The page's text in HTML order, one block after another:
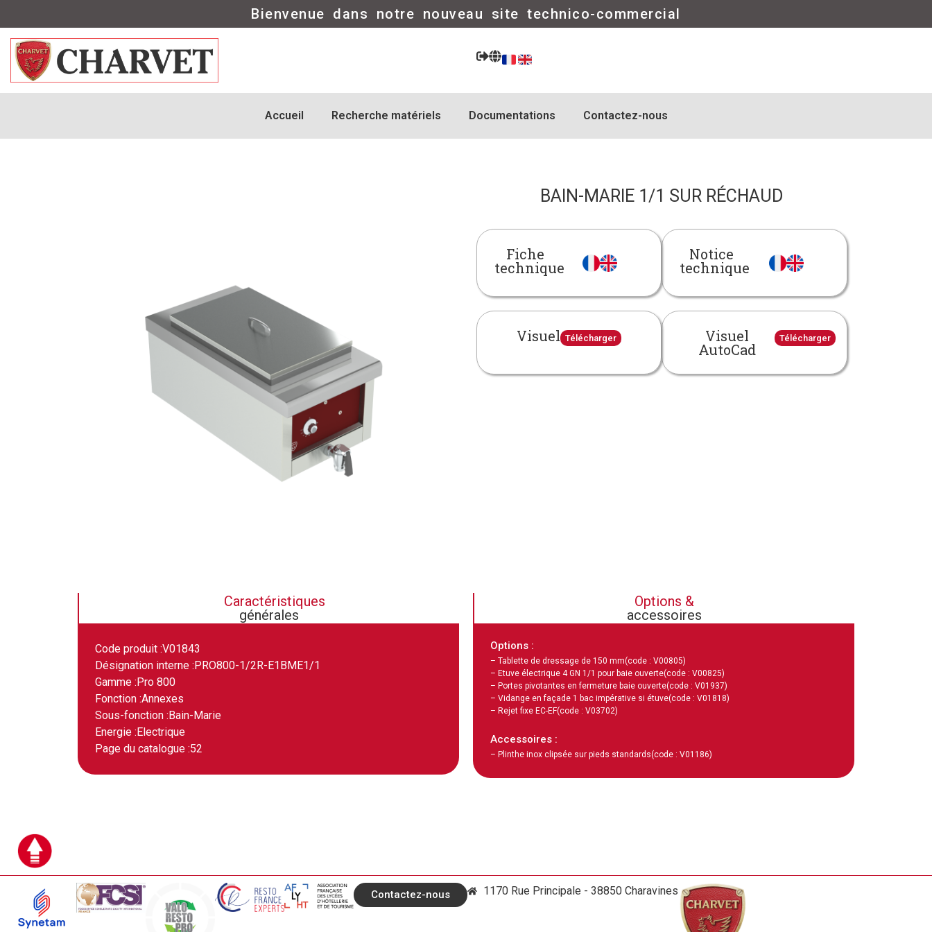
Bienvenue dans notre nouveau site technico-commercial
Accueil Recherche matériels Documentations Contactez-nous
BAIN-MARIE 1/1 SUR RÉCHAUD
Fiche
technique
Notice
technique
Visuel Télécharger Visuel
AutoCad
Télécharger
Caractéristiques
générales
Code produit :V01843
Désignation interne :PRO800-1/2R-E1BME1/1
Gamme :Pro 800
Fonction :Annexes
Sous-fonction :Bain-Marie
Energie :Electrique
Page du catalogue :52
Options &
accessoires
Options :
– Tablette de dressage de 150 mm(code : V00805)
– Etuve électrique 4 GN 1/1 pour baie ouverte(code : V00825)
– Portes pivotantes en fermeture baie ouverte(code : V01937)
– Vidange en façade 1 bac impérative si étuve(code : V01818)
– Rejet fixe EC-EF(code : V03702)
Accessoires :
– Plinthe inox clipsée sur pieds standards(code : V01186)
Contactez-nous 1170 Rue Principale - 38850 Charavines